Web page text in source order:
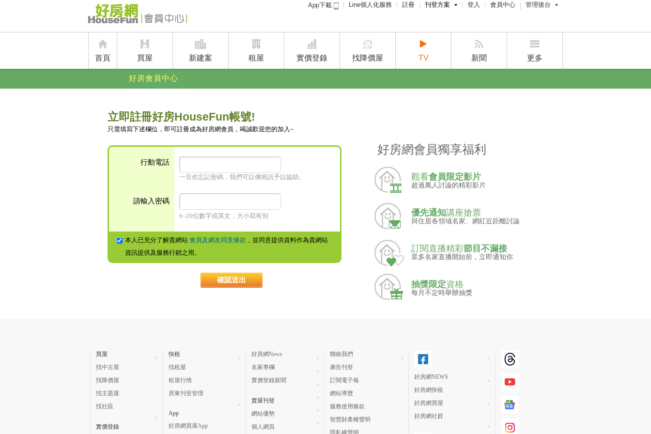
App下載 Line個人化服務 註冊 刊登方案
賣屋刊登
登入 會員中心 管理後台
經紀人員管理後台
首頁 買屋 新建案 租屋 實價登錄 找降價屋 TV 新聞 更多
好房會員中心
立即註冊好房HouseFun帳號!
只需填寫下述欄位，即可註冊成為好房網會員，竭誠歡迎您的加入~
行動電話
一旦你忘記密碼，我們可以傳簡訊予以協助。
請輸入密碼
6~20位數字或英文，大小寫有別
本人已充分了解貴網站 會員及網友同意條款 ，並同意提供資料作為貴網站
資訊提供及服務行銷之用。
好房網會員獨享福利
觀看會員限定影片
超過萬人討論的精彩影片
優先通知講座搶票
與住居各領域名家、網紅近距離討論
訂閱直播精彩節目不漏接
眾多名家直播開始前，立即通知你
抽獎限定資格
每月不定時舉辦抽獎
買屋
找中古屋
找降價屋
找主題屋
找社區
實價登錄
快租
找租屋
租屋行情
房東刊登管理
App
好房網買屋App
好房網News
名家專欄
實價登錄新聞
賣屋刊登
網站優勢
個人網頁
聯絡我們
廣告刊登
訂閱電子報
網站導覽
服務使用條款
智慧財產權聲明
隱私權聲明
好房網NEWS
好房網快租
好房網買屋
好房網社群